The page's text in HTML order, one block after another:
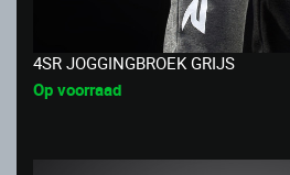
4SR JOGGINGBROEK GRIJS
Op voorraad